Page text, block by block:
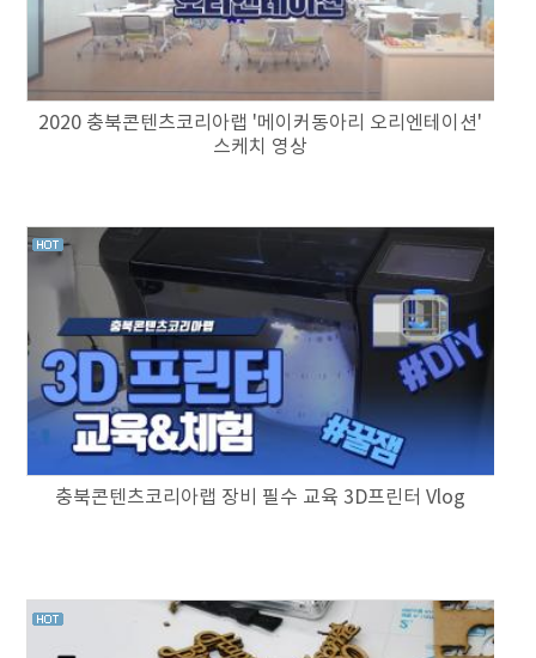
2020 충북콘텐츠코리아랩 '메이커동아리 오리엔테이션'
스케치 영상
충북콘텐츠코리아랩 장비 필수 교육 3D프린터 Vlog